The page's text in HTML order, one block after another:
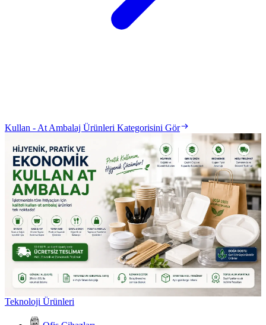
Kullan - At Ambalaj Ürünleri Kategorisini Gör
Teknoloji Ürünleri